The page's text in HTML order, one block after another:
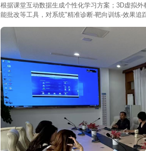
根据课堂互动数据生成个性化学习方案；3D虚拟
能批改等工具，对系统"精准诊断-靶向训练-效果追